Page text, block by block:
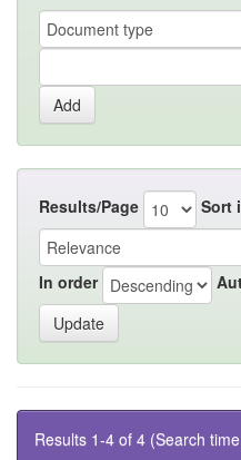
Results/Page Sort
In order
Results 1-4 of 4 (Search